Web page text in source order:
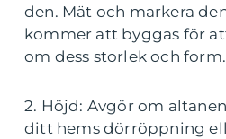
den. Mät och markera
kommer att byggas för
om dess storlek och form.
2. Höjd: Avgör om
ditt hems dörröppning